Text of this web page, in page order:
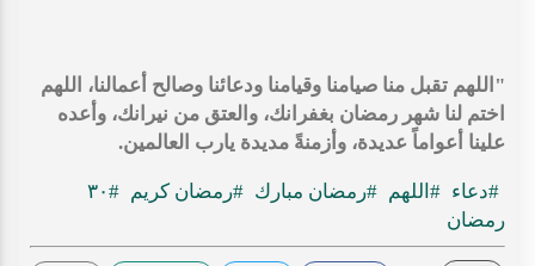
"اللهم تقبل منا صيامنا وقيامنا ودعائنا وصالح أعمالنا، اللهم
اختم لنا شهر رمضان بغفرانك، والعتق من نيرانك، وأعده
علينا أعواماً عديدة، وأزمنةً مديدة يارب العالمين.
#دعاء #اللهم #رمضان مبارك #رمضان كريم
#٣٠
رمضان